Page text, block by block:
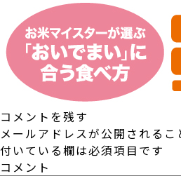
コメントを残す
メールアドレスが公開されるこ
付いている欄は必須項目です
コメント